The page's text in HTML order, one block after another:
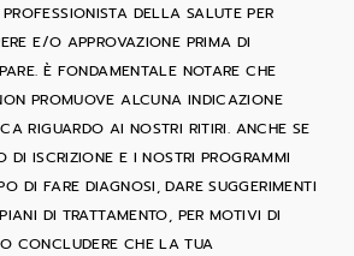
DELLA SALUTE PER
E/O APPROVAZIONE PRIMA DI
È FONDAMENTALE NOTARE CHE
PROMUOVE ALCUNA INDICAZIONE
RIGUARDO AI NOSTRI RITIRI. ANCHE SE
DI ISCRIZIONE E I NOSTRI PROGRAMMI
DI FARE DIAGNOSI, DARE SUGGERIMENTI
DI TRATTAMENTO, PER MOTIVI DI
CONCLUDERE CHE LA TUA